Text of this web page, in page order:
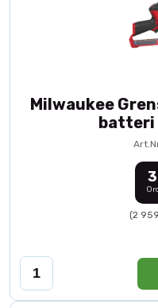
Milwaukee
batteri
(2